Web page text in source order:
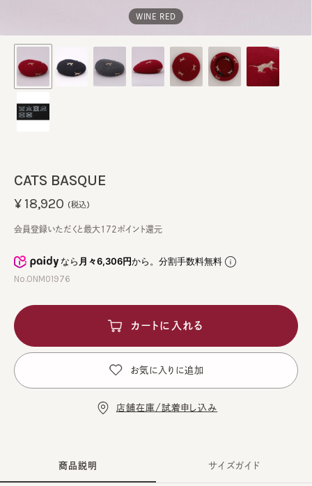
WINE RED
CATS BASQUE
なら月々6,306円から。分割手数料無料
No.ONM01976
¥18,920 (税込)
会員登録いただくと最大172ポイント還元
カートに入れる
お気に入りに追加
店舗在庫/試着申し込み
商品説明 サイズガイド